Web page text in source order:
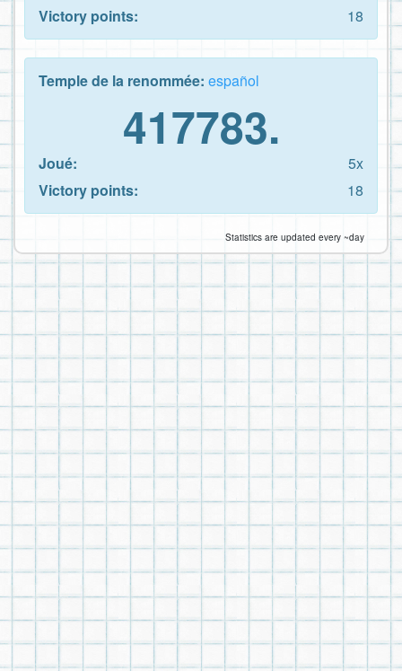
Victory points:
18
Temple de la renommée: español
417783.
Joué:
5x
Victory points:
18
Statistics are updated every ~day